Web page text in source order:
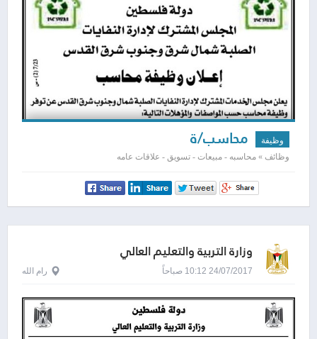
وظيفة محاسب/ة
وظائف » محاسبه - مبيعات - تسويق - علاقات عامه
وزارة التربية والتعليم العالي
24/07/2017 10:12 صباحاً رام الله